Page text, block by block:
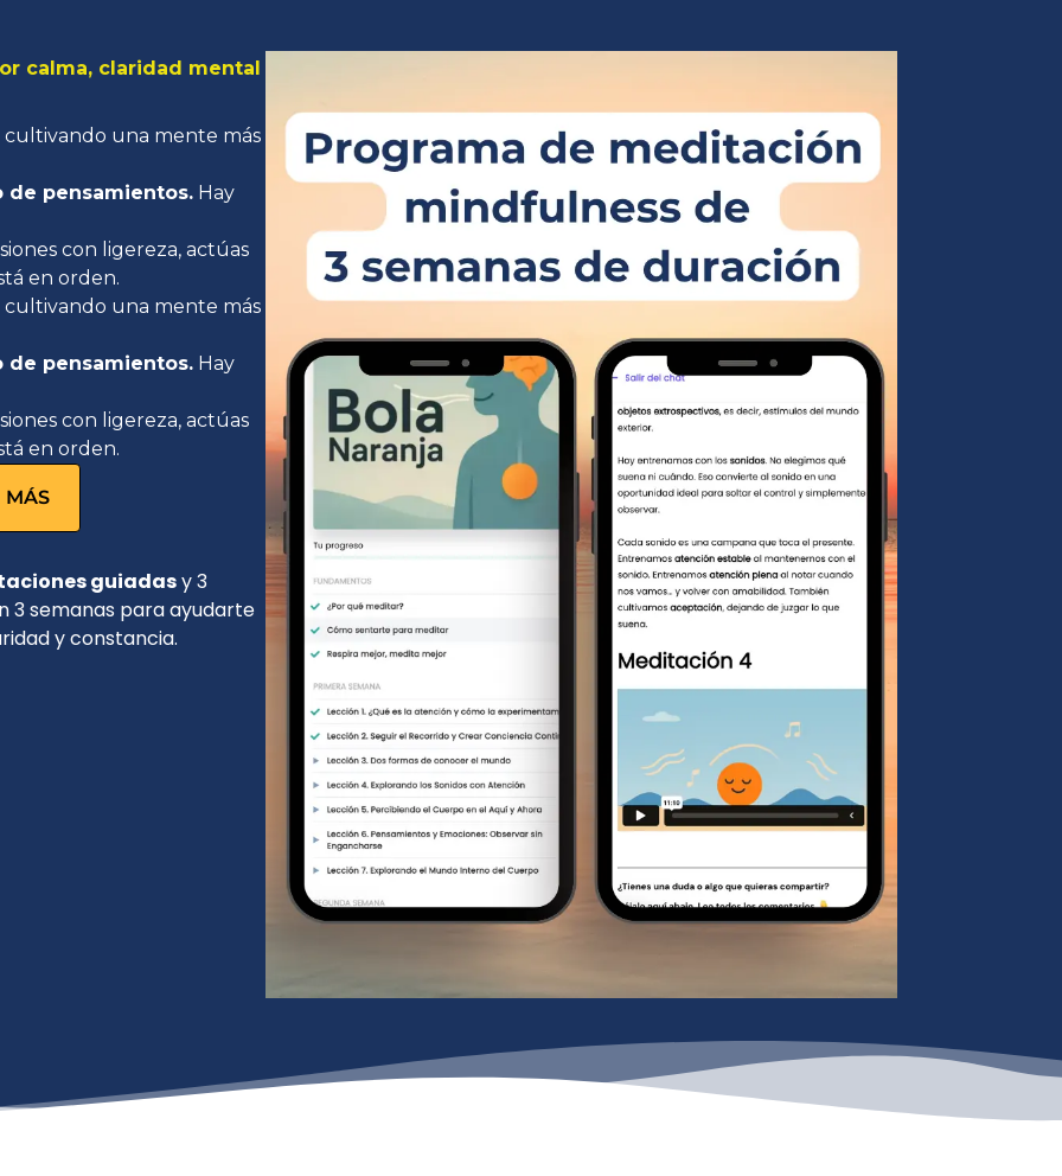
calma, claridad mental
cultivando una mente más
de pensamientos.Hay
con ligereza, actúas
en orden.
cultivando una mente más
de pensamientos.Hay
con ligereza, actúas
en orden.
MÁS
guiadasy 3
3 semanas para ayudarte
y constancia.